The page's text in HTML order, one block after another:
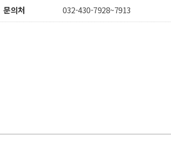
문의처 032-430-7928~7913